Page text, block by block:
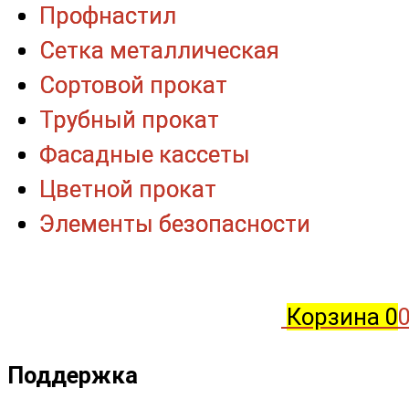
Корзина 0
Поддержка
Профнастил
Сетка металлическая
Сортовой прокат
Трубный прокат
Фасадные кассеты
Цветной прокат
Элементы безопасности
Профнастил
Сетка металлическая
Сортовой прокат
Трубный прокат
Фасадные кассеты
Цветной прокат
Элементы безопасности